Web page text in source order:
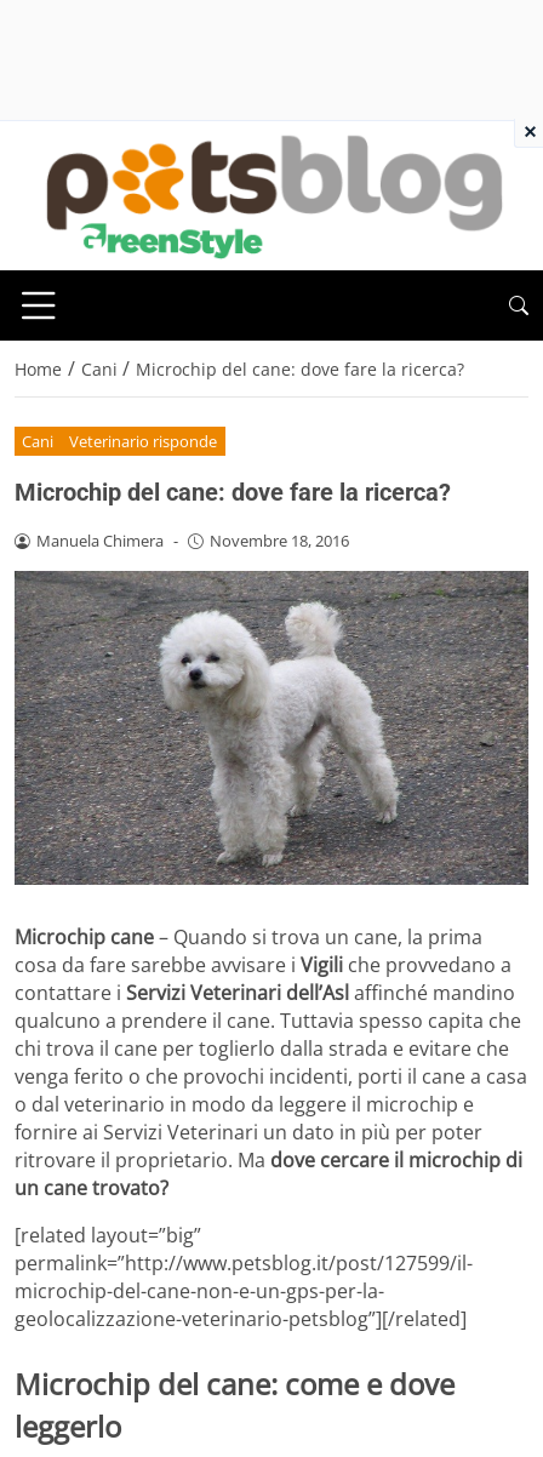
Home / Cani / Microchip del cane: dove fare la ricerca?
Cani Veterinario risponde
Microchip del cane: dove fare la ricerca?
Manuela Chimera - Novembre 18, 2016
Microchip cane– Quando si trova un cane, la prima
cosa da fare sarebbe avvisare i Vigili che provvedano a
contattare i Servizi Veterinari dell’Aslaffinché mandino
qualcuno a prendere il cane. Tuttavia spesso capita che
chi trova il cane per toglierlo dalla strada e evitare che
venga ferito o che provochi incidenti, porti il cane a casa
o dal veterinario in modo da leggere il microchip e
fornire ai Servizi Veterinari un dato in più per poter
ritrovare il proprietario. Ma dove cercare il microchip di
un cane trovato?
[related layout=”big”
permalink=”http://www.petsblog.it/post/127599/il-
microchip-del-cane-non-e-un-gps-per-la-
geolocalizzazione-veterinario-petsblog”][/related]
Microchip del cane: come e dove
leggerlo
×